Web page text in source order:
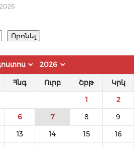
Որոնել
Հնգ Ուրբ Շբթ Կրկ
1 2
6 7 8 9
13 14 15 16